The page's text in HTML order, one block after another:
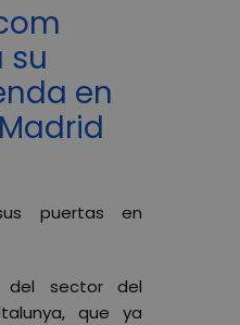
su
en
puertas en
del sector del
que ya